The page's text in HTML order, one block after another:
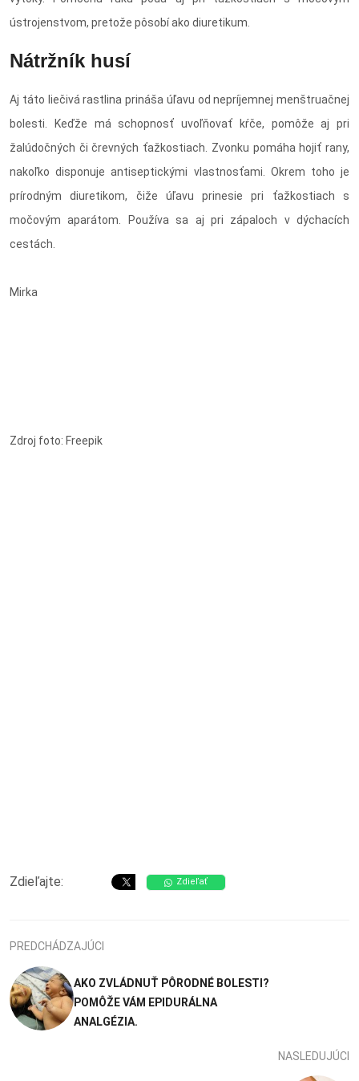
ústrojenstvom, pretože pôsobí ako diuretikum.
Nátržník husí
Aj táto liečivá rastlina prináša úľavu od nepríjemnej menštruačnej
bolesti. Keďže má schopnosť uvoľňovať kŕče, pomôže aj pri
žalúdočných či črevných ťažkostiach. Zvonku pomáha hojiť rany,
nakoľko disponuje antiseptickými vlastnosťami. Okrem toho je
prírodným diuretikom, čiže úľavu prinesie pri ťažkostiach s
močovým aparátom. Používa sa aj pri zápaloch v dýchacích
cestách.
Mirka
Zdroj foto: Freepik
Zdieľajte: Zdieľať
PREDCHÁDZAJÚCI
AKO ZVLÁDNUŤ PÔRODNÉ BOLESTI?
POMÔŽE VÁM EPIDURÁLNA
ANALGÉZIA.
NASLEDUJÚCI